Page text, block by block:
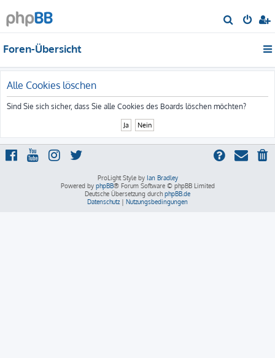
u
Foren-Übersicht
Alle Cookies löschen
Sind Sie sich sicher, dass Sie alle Cookies des Boards löschen möchten?
ProLight Style by Ian Bradley
Powered by phpBB® Forum Software © phpBB Limited
Deutsche Übersetzung durch phpBB.de
Datenschutz | Nutzungsbedingungen